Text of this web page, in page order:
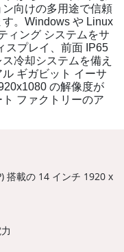
搭載の 14 インチ 1920 x
向けの多用途で信頼
。Windows や Linux
ィング システムをサ
スプレイ、前面 IP65
冷却システムを備え
ギガビット イーサ
の解像度が
ファクトリーのア